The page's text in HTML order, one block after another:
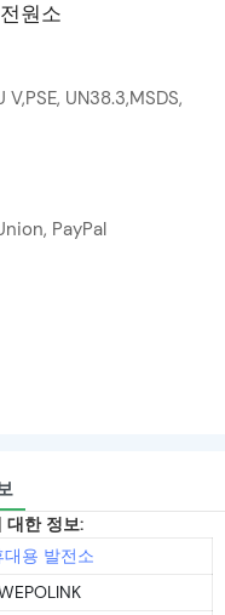
원소
V,PSE, UN38.3,MSDS,
PayPal
한 정보:
대용 발전소